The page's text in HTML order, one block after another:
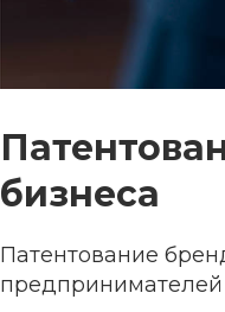
бизнеса
Патентование